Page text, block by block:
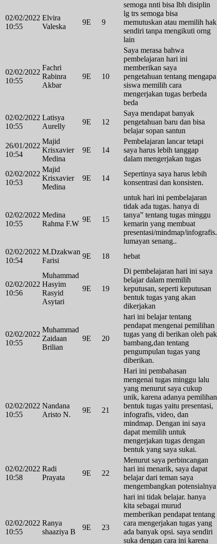
02/02/2022
10:55
Elvira
Valeska
9E 9
semoga nnti bisa lbh disiplin
lg trs semoga bisa
memutuskan atau memilih hak
sendiri tanpa mengikuti orng
lain
02/02/2022
10:55
Fachri
Rabinra
Akbar
9E 10
Saya merasa bahwa
pembelajaran hari ini
memberikan saya
pengetahuan tentang mengapa
siswa memilih cara
mengerjakan tugas berbeda
beda
02/02/2022
10:55
Latisya
Aurelly
9E 12
Saya mendapat banyak
pengetahuan baru dan bisa
belajar sopan santun
26/01/2022
10:54
Majid
Krisxavier
Medina
9E 14
Pembelajaran lancar tetapi
saya harus lebih tanggap
dalam mengerjakan tugas
02/02/2022
10:53
Majid
Krisxavier
Medina
9E 14
Sepertinya saya harus lebih
konsentrasi dan konsisten.
02/02/2022
10:55
Medina
Rahma F.W
9E 15
untuk hari ini pembelajaran
tidak ada tugas. hanya di
tanya” tentang tugas minggu
kemarin yang membuat
presentasi/mindmap/infografis.
lumayan senang..
02/02/2022
10:54
M.Dzakwan
Farisi
9E 18 hebat
02/02/2022
10:56
Muhammad
Hasyim
Rasyid
Asytari
9E 19
Di pembelajaran hari ini saya
belajar dalam memilih
keputusan, seperti keputusan
bentuk tugas yang akan
dikerjakan
02/02/2022
10:55
Muhammad
Zaidaan
Brilian
9E 20
hari ini belajar tentang
pendapat mengenai pemilihan
tugas yang di berikan oleh pak
bambang,dan tentang
pengumpulan tugas yang
diberikan.
02/02/2022
10:55
Nandana
Aristo N.
9E 21
Hari ini pembahasan
mengenai tugas minggu lalu
yang menurut saya cukup
unik, karena adanya pemilihan
bentuk tugas yaitu presentasi,
infografis, video, dan
mindmap. Dengan ini saya
dapat memilih untuk
mengerjakan tugas dengan
bentuk yang saya sukai.
02/02/2022
10:58
Radi
Prayata
9E 22
Menurut saya perbincangan
hari ini menarik, saya dapat
belajar dari teman saya
mengembangkan potensialnya
02/02/2022
10:55
Ranya
shaaziya B
9E 23
hari ini tidak belajar. hanya
kita sebagai murud
memberikan pendapat tentang
cara mengerjakan tugas yang
ada banyak opsi. saya sendiri
suka dengan cara ini karena